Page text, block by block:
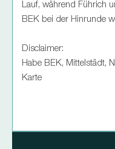
Lauf, während Führich
BEK bei der Hinrunde
Disclaimer:
Habe BEK, Mittelstädt,
Karte